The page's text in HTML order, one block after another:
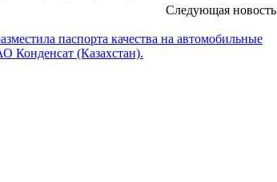
Следующая новость
паспорта качества на автомобильные
Конденсат (Казахстан).